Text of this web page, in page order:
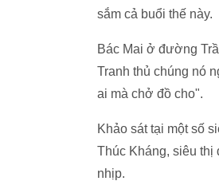
sắm cả buổi thế này.
Bác Mai ở đường
Tranh thủ chúng nó
ai mà chở đồ cho".
Khảo sát tại một số
Thúc Kháng, siêu
nhịp.